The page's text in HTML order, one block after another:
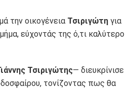
την οικογένεια Τσιριγώτη για
εύχοντάς της ό,τι καλύτερο
Τσιριγώτης— διευκρίνισε
τονίζοντας πως θα